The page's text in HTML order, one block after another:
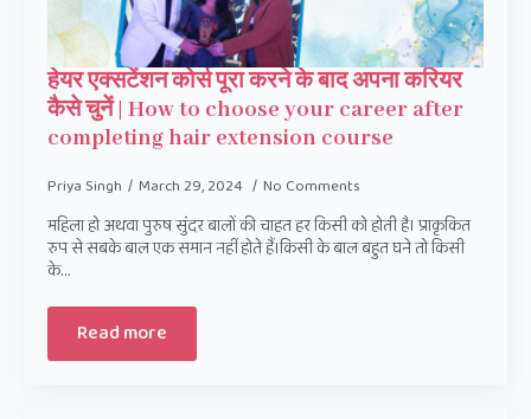
हेयर एक्सटेंशन कोर्स पूरा करने के बाद अपना करियर
कैसे चुनें | How to choose your career after
completing hair extension course
Priya Singh March 29, 2024 No Comments
महिला हो अथवा पुरुष सुंदर बालों की चाहत हर किसी को होती है। प्राकृकित
रुप से सबके बाल एक समान नहीं होते हैं।किसी के बाल बहुत घने तो किसी
के…
Read more